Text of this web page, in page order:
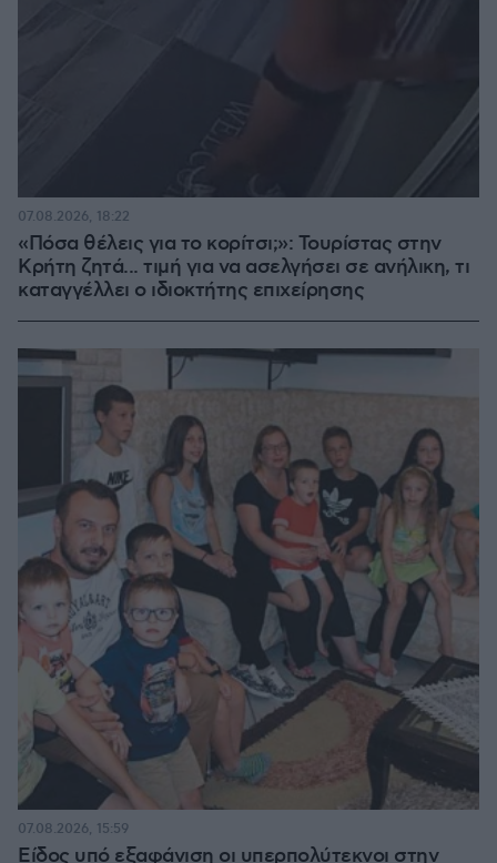
«Πόσα θέλεις για το κορίτσι;»: Τουρίστας στην
Κρήτη ζητά... τιμή για να ασελγήσει σε ανήλικη, τι
καταγγέλλει ο ιδιοκτήτης επιχείρησης
07.08.2026, 18:22
Είδος υπό εξαφάνιση οι υπερπολύτεκνοι στην
07.08.2026, 15:59